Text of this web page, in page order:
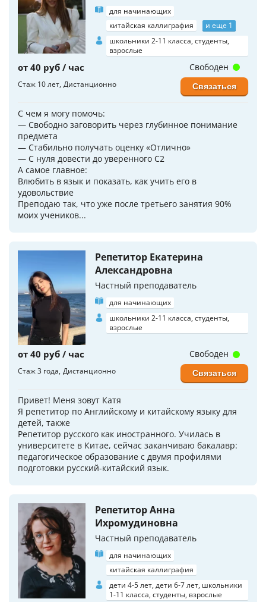
для начинающих
китайская каллиграфия
и еще 1
школьники 2-11 класса, студенты,
взрослые
от 40 руб / час
Стаж 10 лет Дистанционно
С чем я могу помочь:
— Свободно заговорить через глубинное понимание
предмета
— Стабильно получать оценку «Отлично»
— С нуля довести до уверенного C2
А самое главное:
Влюбить в язык и показать, как учить его в
удовольствие
Преподаю так, что уже после третьего занятия 90%
моих учеников...
Свободен
Связаться
Репетитор Екатерина
Александровна
Частный преподаватель
для начинающих
школьники 2-11 класса, студенты,
взрослые
от 40 руб / час
Стаж 3 года Дистанционно
Привет! Меня зовут Катя
Я репетитор по Английскому и китайскому языку для
детей, также
Репетитор русского как иностранного. Училась в
университете в Китае, сейчас заканчиваю бакалавр:
педагогическое образование с двумя профилями
подготовки русский-китайский язык.
Свободен
Связаться
Репетитор Анна
Ихромудиновна
Частный преподаватель
для начинающих
китайская каллиграфия
дети 4-5 лет, дети 6-7 лет, школьники
1-11 класса, студенты, взрослые